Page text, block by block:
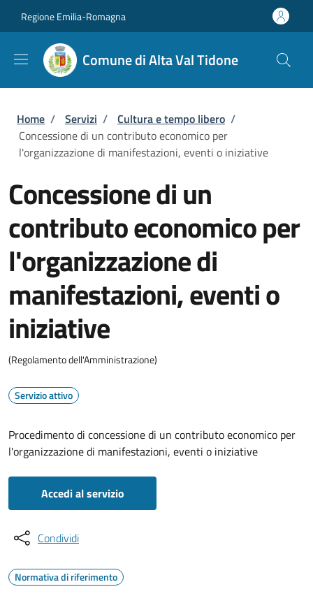
Regione Emilia-Romagna
Comune di Alta Val Tidone
Briciole di pane
Home / Servizi / Cultura e tempo libero /
Concessione di un contributo economico per
l'organizzazione di manifestazioni, eventi o iniziative
Concessione di un
contributo economico per
l'organizzazione di
manifestazioni, eventi o
iniziative
(Regolamento dell'Amministrazione)
Servizio attivo
Procedimento di concessione di un contributo economico per
l'organizzazione di manifestazioni, eventi o iniziative
Accedi al servizio
Condividi
Normativa di riferimento